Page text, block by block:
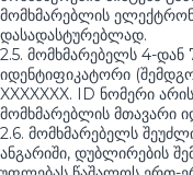
მომხმარებლის
დასადასტურებლად.
2.5. მომხმარებელს 4-დან
იდენტიფიკატორი
XXXXXXX. ID ნომერი
მომხმარებლის მთავარი
2.6. მომხმარებელს
ანგარიში, დუბლირების